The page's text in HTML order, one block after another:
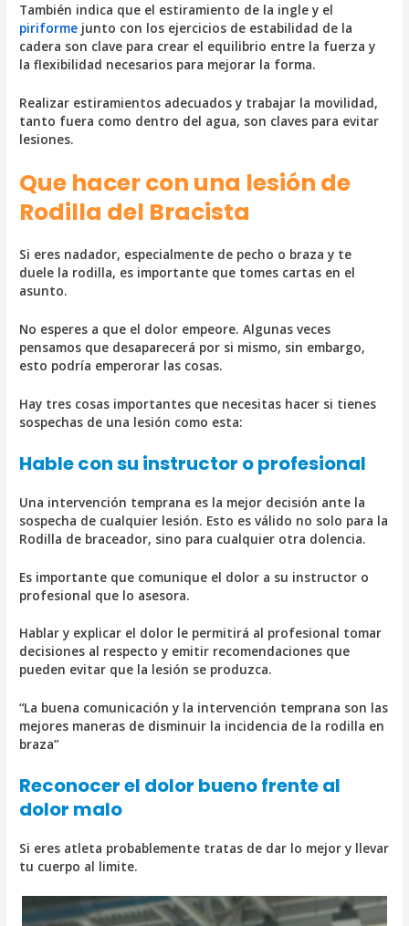
También indica que el estiramiento de la ingle y el
piriforme junto con los ejercicios de estabilidad de la
cadera son clave para crear el equilibrio entre la fuerza y ​​
la flexibilidad necesarios para mejorar la forma.
Realizar estiramientos adecuados y trabajar la movilidad,
tanto fuera como dentro del agua, son claves para evitar
lesiones.
Que hacer con una lesión de
Rodilla del Bracista
Si eres nadador, especialmente de pecho o braza y te
duele la rodilla, es importante que tomes cartas en el
asunto.
No esperes a que el dolor empeore. Algunas veces
pensamos que desaparecerá por si mismo, sin embargo,
esto podría emperorar las cosas.
Hay tres cosas importantes que necesitas hacer si tienes
sospechas de una lesión como esta:
Hable con su instructor o profesional
Una intervención temprana es la mejor decisión ante la
sospecha de cualquier lesión. Esto es válido no solo para la
Rodilla de braceador, sino para cualquier otra dolencia.
Es importante que comunique el dolor a su instructor o
profesional que lo asesora.
Hablar y explicar el dolor le permitirá al profesional tomar
decisiones al respecto y emitir recomendaciones que
pueden evitar que la lesión se produzca.
“La buena comunicación y la intervención temprana son las
mejores maneras de disminuir la incidencia de la rodilla en
braza”
Reconocer el dolor bueno frente al
dolor malo
Si eres atleta probablemente tratas de dar lo mejor y llevar
tu cuerpo al limite.